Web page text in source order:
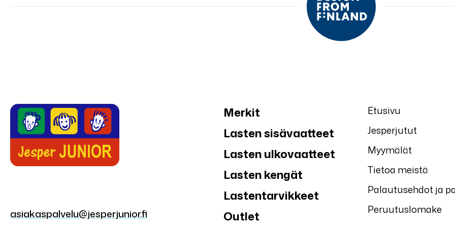
asiakaspalvelu@jesperjunior.fi
Merkit
Lasten sisävaatteet
Lasten ulkovaatteet
Lasten kengät
Lastentarvikkeet
Outlet
Etusivu
Jesperjutut
Myymälät
Tietoa meistä
Palautusehdot ja
Peruutuslomake